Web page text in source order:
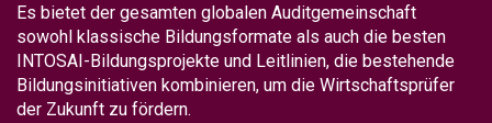
Es bietet der gesamten globalen Auditgemeinschaft
sowohl klassische Bildungsformate als auch die besten
INTOSAI-Bildungsprojekte und Leitlinien, die bestehende
Bildungsinitiativen kombinieren, um die Wirtschaftsprüfer
der Zukunft zu fördern.